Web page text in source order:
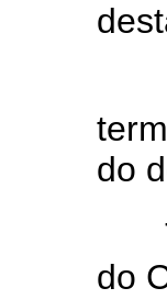
do
do